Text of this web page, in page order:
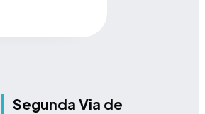
Segunda Via de